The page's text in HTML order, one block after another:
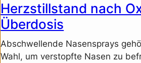
Herzstillstand nach
Überdosis
Abschwellende Nasensprays
Wahl, um verstopfte Nasen zu